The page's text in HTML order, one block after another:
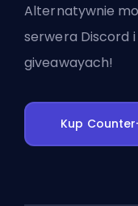
Alternatywnie
serwera Discord
giveawayach!
Kup